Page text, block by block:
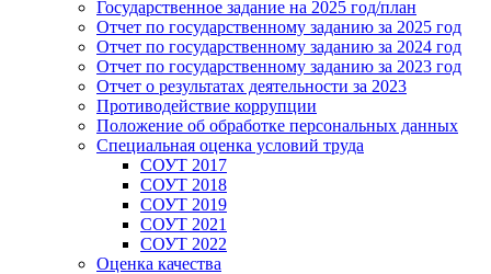
Государственное задание на 2025 год/план
Отчет по государственному заданию за 2025 год
Отчет по государственному заданию за 2024 год
Отчет по государственному заданию за 2023 год
Отчет о результатах деятельности за 2023
Противодействие коррупции
Положение об обработке персональных данных
Специальная оценка условий труда
СОУТ 2017
СОУТ 2018
СОУТ 2019
СОУТ 2021
СОУТ 2022
Оценка качества